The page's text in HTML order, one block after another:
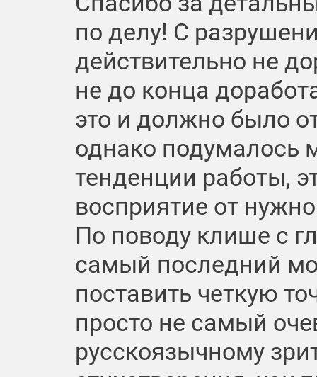
по делу! С
действительно не
не до конца
это и должно было
однако подумалось
тенденции работы,
восприятие от
По поводу клише с
самый последний
поставить четкую
просто не самый
русскоязычному